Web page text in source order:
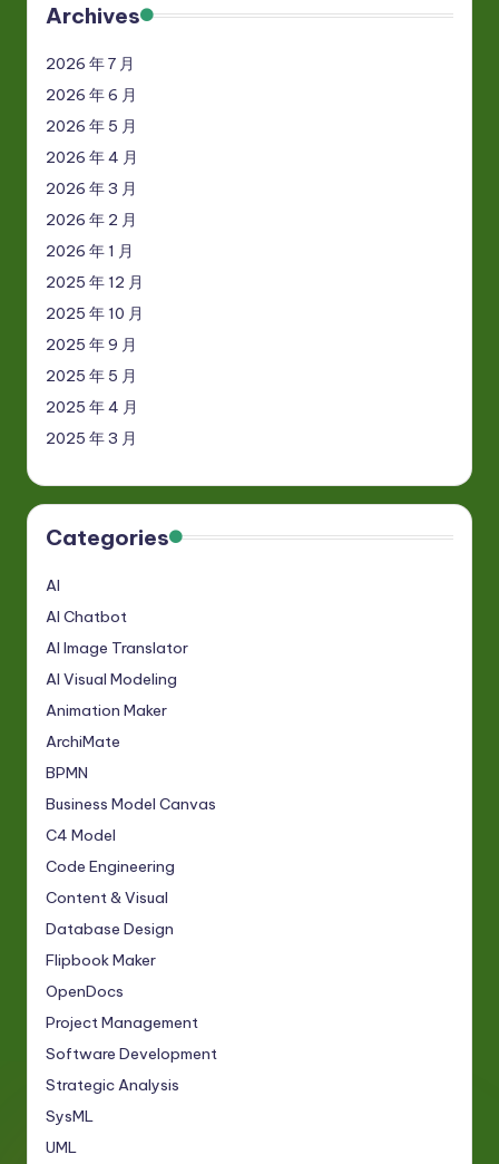
Archives
2026 年 7 月
2026 年 6 月
2026 年 5 月
2026 年 4 月
2026 年 3 月
2026 年 2 月
2026 年 1 月
2025 年 12 月
2025 年 10 月
2025 年 9 月
2025 年 5 月
2025 年 4 月
2025 年 3 月
Categories
AI
AI Chatbot
AI Image Translator
AI Visual Modeling
Animation Maker
ArchiMate
BPMN
Business Model Canvas
C4 Model
Code Engineering
Content & Visual
Database Design
Flipbook Maker
OpenDocs
Project Management
Software Development
Strategic Analysis
SysML
UML